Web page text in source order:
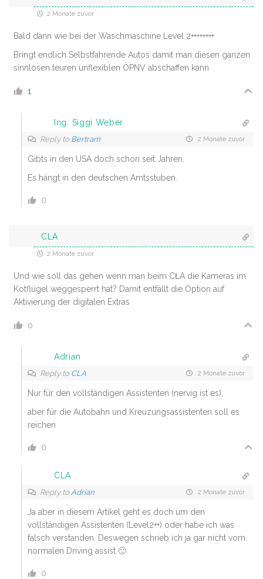
2 Monate zuvor
Bald dann wie bei der Waschmaschine Level 2++++++++
Bringt endlich Selbstfahrende Autos damit man diesen ganzen
sinnlosen teuren unflexiblen ÖPNV abschaffen kann
1
Ing. Siggi Weber
Reply to Bertram 2 Monate zuvor
Gibts in den USA doch schon seit Jahren.
Es hängt in den deutschen Amtsstuben.
0
CLA
2 Monate zuvor
Und wie soll das gehen wenn man beim CŁA die Kameras im
Kotflügel weggesperrt hat? Damit entfällt die Option auf
Aktivierung der digitalen Extras
0
Adrian
Reply to CLA 2 Monate zuvor
Nur für den vollständigen Assistenten (nervig ist es),
aber für die Autobahn und Kreuzungsassistenten soll es
reichen
0
CLA
Reply to Adrian 2 Monate zuvor
Ja aber in diesem Artikel geht es doch um den
vollständigen Assistenten (Level2++) oder habe ich was
falsch verstanden. Deswegen schrieb ich ja gar nicht vom
normalen Driving assist 🙂
0